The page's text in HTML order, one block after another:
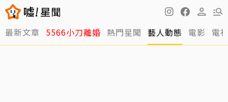
最新文章 5566小刀離婚 熱門星聞 藝人動態 電影 電